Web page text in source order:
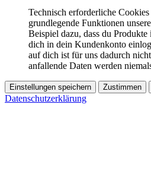
Technisch erforderliche
grundlegende Funktionen
Beispiel dazu, dass du
dich in dein Kundenkonto
auf dich ist für uns dadurch
anfallende Daten werden
Einstellungen speichern Zustimmen
Datenschutzerklärung